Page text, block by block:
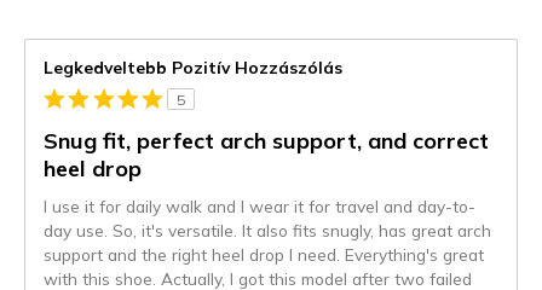
Legkedveltebb Pozitív Hozzászólás
5
Snug fit, perfect arch support, and correct
heel drop
I use it for daily walk and I wear it for travel and day-to-
day use. So, it's versatile. It also fits snugly, has great arch
support and the right heel drop I need. Everything's great
with this shoe. Actually, I got this model after two failed